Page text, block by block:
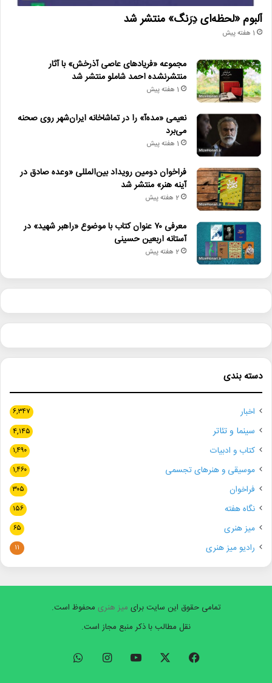
آلبوم «لحظه‌ای دِرَنگ» منتشر شد
1 هفته پیش
مجموعه «فریادهای عاصی آذرخش» با آثار
منتشرنشده احمد شاملو منتشر شد
1 هفته پیش
نعیمی «مده‌آ» را در تماشاخانه ایران‌شهر روی صحنه
می‌برد
1 هفته پیش
فراخوان دومین رویداد بین‌المللی «وعده صادق در
آینه هنر» منتشر شد
2 هفته پیش
معرفی ۷۰ عنوان کتاب با موضوع «راهبر شهید» در
آستانه اربعین حسینی
2 هفته پیش
دسته بندی
اخبار ۶,۳۴۷
سینما و تئاتر ۴,۱۴۵
کتاب و ادبیات ۱,۴۹۰
موسیقی و هنرهای تجسمی ۱,۴۶۰
فراخوان ۳۰۵
نگاه هفته ۱۵۶
میز هنری ۶۵
رادیو میز هنری ۱۱
تمامی حقوق این سایت برای میز هنری محفوظ است.
نقل مطالب با ذکر منبع مجاز است.
فیسبوک ایکس یوتیوب اینستاگرام